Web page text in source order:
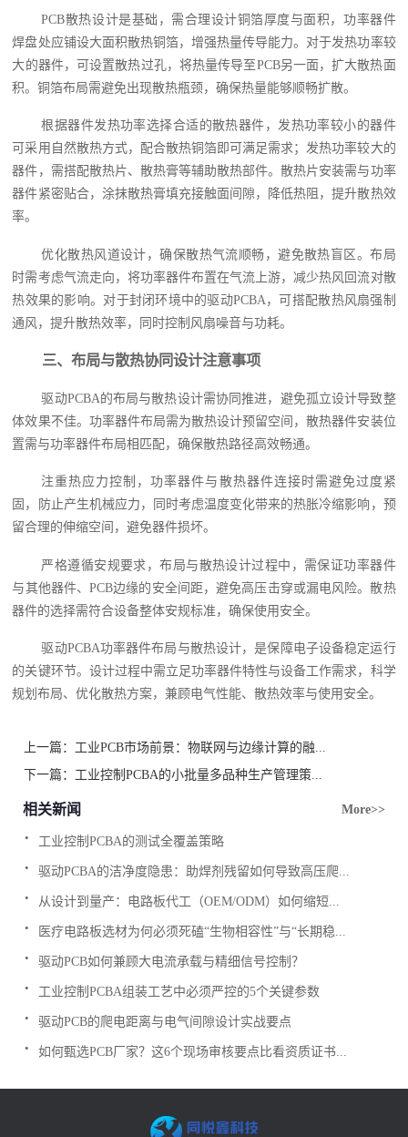
PCB散热设计是基础，需合理设计铜箔厚度与面积，功率器件
焊盘处应铺设大面积散热铜箔，增强热量传导能力。对于发热功率较
大的器件，可设置散热过孔，将热量传导至PCB另一面，扩大散热面
积。铜箔布局需避免出现散热瓶颈，确保热量能够顺畅扩散。
根据器件发热功率选择合适的散热器件，发热功率较小的器件
可采用自然散热方式，配合散热铜箔即可满足需求；发热功率较大的
器件，需搭配散热片、散热膏等辅助散热部件。散热片安装需与功率
器件紧密贴合，涂抹散热膏填充接触面间隙，降低热阻，提升散热效
率。
优化散热风道设计，确保散热气流顺畅，避免散热盲区。布局
时需考虑气流走向，将功率器件布置在气流上游，减少热风回流对散
热效果的影响。对于封闭环境中的驱动PCBA，可搭配散热风扇强制
通风，提升散热效率，同时控制风扇噪音与功耗。
三、布局与散热协同设计注意事项
驱动PCBA的布局与散热设计需协同推进，避免孤立设计导致整
体效果不佳。功率器件布局需为散热设计预留空间，散热器件安装位
置需与功率器件布局相匹配，确保散热路径高效畅通。
注重热应力控制，功率器件与散热器件连接时需避免过度紧
固，防止产生机械应力，同时考虑温度变化带来的热胀冷缩影响，预
留合理的伸缩空间，避免器件损坏。
严格遵循安规要求，布局与散热设计过程中，需保证功率器件
与其他器件、PCB边缘的安全间距，避免高压击穿或漏电风险。散热
器件的选择需符合设备整体安规标准，确保使用安全。
驱动PCBA功率器件布局与散热设计，是保障电子设备稳定运行
的关键环节。设计过程中需立足功率器件特性与设备工作需求，科学
规划布局、优化散热方案，兼顾电气性能、散热效率与使用安全。
上一篇： 工业PCB市场前景：物联网与边缘计算的融...
下一篇： 工业控制PCBA的小批量多品种生产管理策...
相关新闻 More>>
工业控制PCBA的测试全覆盖策略
.
驱动PCBA的洁净度隐患：助焊剂残留如何导致高压爬...
.
从设计到量产：电路板代工（OEM/ODM）如何缩短...
.
医疗电路板选材为何必须死磕“生物相容性”与“长期稳...
.
驱动PCB如何兼顾大电流承载与精细信号控制？
.
工业控制PCBA组装工艺中必须严控的5个关键参数
.
驱动PCB的爬电距离与电气间隙设计实战要点
.
如何甄选PCB厂家？这6个现场审核要点比看资质证书...
.